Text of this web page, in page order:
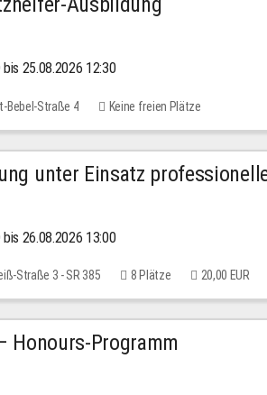
25.08.2026 12:30
Bebel-Straße 4 Keine freien Plätze
unter Einsatz
26.08.2026 13:00
Straße 3 - SR 385 8 Plätze 20,00 EUR
Honours-Programm